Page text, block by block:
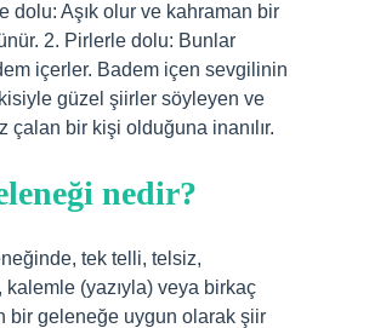
dolu: Aşık olur ve kahraman bir
2. Pirlerle dolu: Bunlar
içerler. Badem içen sevgilinin
güzel şiirler söyleyen ve
çalan bir kişi olduğuna inanılır.
nedir?
tek telli, telsiz,
kalemle (yazıyla) veya birkaç
bir geleneğe uygun olarak şiir